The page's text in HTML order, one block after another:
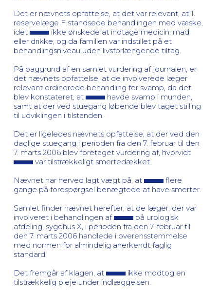
Det er nævnets opfattelse, at det var relevant, at 1.
reservelæge F standsede behandlingen med væske,
idet
ikke ønskede at indtage medicin, mad
eller drikke, og da familien var indstillet på et
behandlingsniveau uden livsforlængende tiltag.
På baggrund af en samlet vurdering af journalen, er
det nævnets opfattelse, at de involverede læger
relevant ordinerede behandling for svamp, da det
blev konstateret, at
havde svamp i munden,
samt at der ved stuegang løbende blev taget stilling
til udviklingen i tilstanden.
Det er ligeledes nævnets opfattelse, at der ved den
daglige stuegang i perioden fra den 7. februar til den
7. marts 2006 blev foretaget vurdering af, hvorvidt
var tilstrækkeligt smertedækket.
Nævnet har herved lagt vægt på, at
flere
gange på forespørgsel benægtede at have smerter.
Samlet finder nævnet herefter, at de læger, der var
involveret i behandlingen af
på urologisk
afdeling, sygehus X, i perioden fra den 7. februar til
den 7. marts 2006 handlede i overensstemmelse
med normen for almindelig anerkendt faglig
standard.
Det fremgår af klagen, at
ikke modtog en
tilstrækkelig pleje under indlæggelsen.